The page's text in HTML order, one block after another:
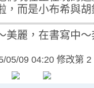
，而是小布希與
美麗，在書寫中
05/09 04:20 修改第 2